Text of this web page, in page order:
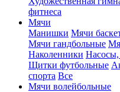
фитнеса
Мячи
Манишки Мячи
Мячи гандбольные
Наколенники
Щитки футбольные
спорта Все
Мячи волейбольные